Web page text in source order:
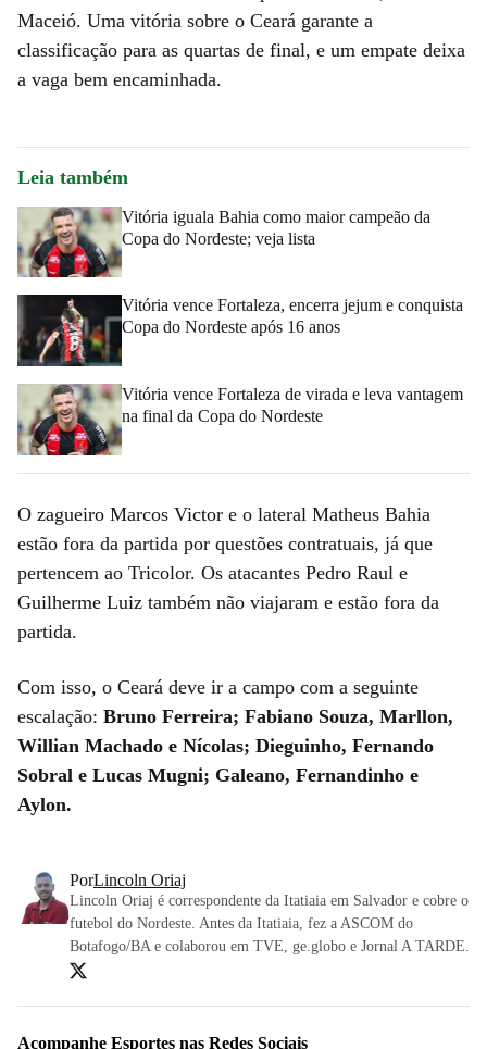
Maceió. Uma vitória sobre o Ceará garante a
classificação para as quartas de final, e um empate deixa
a vaga bem encaminhada.
Leia também
Vitória iguala Bahia como maior campeão da
Copa do Nordeste; veja lista
Vitória vence Fortaleza, encerra jejum e conquista
Copa do Nordeste após 16 anos
Vitória vence Fortaleza de virada e leva vantagem
na final da Copa do Nordeste
O zagueiro Marcos Victor e o lateral Matheus Bahia
estão fora da partida por questões contratuais, já que
pertencem ao Tricolor. Os atacantes Pedro Raul e
Guilherme Luiz também não viajaram e estão fora da
partida.
Com isso, o Ceará deve ir a campo com a seguinte
escalação: Bruno Ferreira; Fabiano Souza, Marllon,
Willian Machado e Nícolas; Dieguinho, Fernando
Sobral e Lucas Mugni; Galeano, Fernandinho e
Aylon.
PorLincoln Oriaj
Lincoln Oriaj é correspondente da Itatiaia em Salvador e cobre o
futebol do Nordeste. Antes da Itatiaia, fez a ASCOM do
Botafogo/BA e colaborou em TVE, ge.globo e Jornal A TARDE.
Acompanhe Esportes nas Redes Sociais